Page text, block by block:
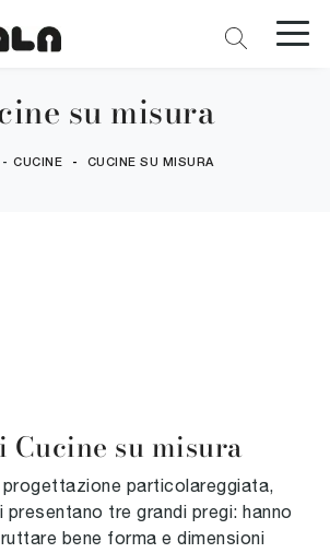
su misura
- CUCINE - CUCINE SU MISURA
Cucine su misura
progettazione particolareggiata,
tre grandi pregi: hanno
bene forma e dimensioni